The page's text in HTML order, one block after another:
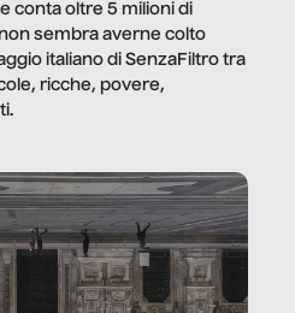
conta oltre 5 milioni di
sembra averne colto
italiano di SenzaFiltro tra
ricche, povere,